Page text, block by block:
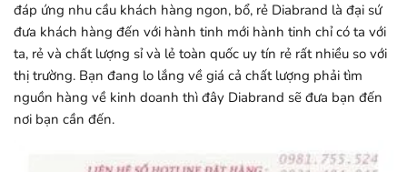
đáp ứng nhu cầu khách hàng ngon, bổ, rẻ Diabrand là đại sứ
đưa khách hàng đến với hành tinh mới hành tinh chỉ có ta với
ta, rẻ và chất lượng sỉ và lẻ toàn quốc uy tín rẻ rất nhiều so với
thị trường. Bạn đang lo lắng về giá cả chất lượng phải tìm
nguồn hàng về kinh doanh thì đây Diabrand sẽ đưa bạn đến
nơi bạn cần đến.